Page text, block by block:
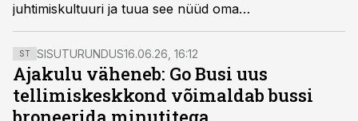
juhtimiskultuuri ja tuua see nüüd oma
meeskondadesse ellu, kirjutavad Heateo Sihtasutus ja
Fontes.
ST SISUTURUNDUS16.06.26, 16:12
Ajakulu väheneb: Go Busi uus
tellimiskeskkond võimaldab bussi